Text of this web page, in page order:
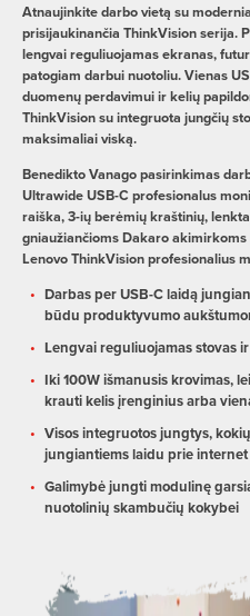
Atnaujinkite darbo vietą su
prisijaukinančia ThinkVision serija.
lengvai reguliuojamas ekranas,
patogiam darbui nuotoliu. Vienas
duomenų perdavimui ir kelių
ThinkVision su integruota jungčių
maksimaliai viską.
Benedikto Vanago pasirinkimas
Ultrawide USB-C profesionalus
raiška, 3-ių berėmių kraštinių,
gniaužiančioms Dakaro
Lenovo ThinkVision profesionalius
Darbas per USB-C laidą
būdu produktyvumo
Lengvai reguliuojamas stovas
Iki 100W išmanusis krovimas,
krauti kelis įrenginius arba
Visos integruotos jungtys,
jungiantiems laidu prie internet
Galimybė jungti modulinę
nuotolinių skambučių kokybei